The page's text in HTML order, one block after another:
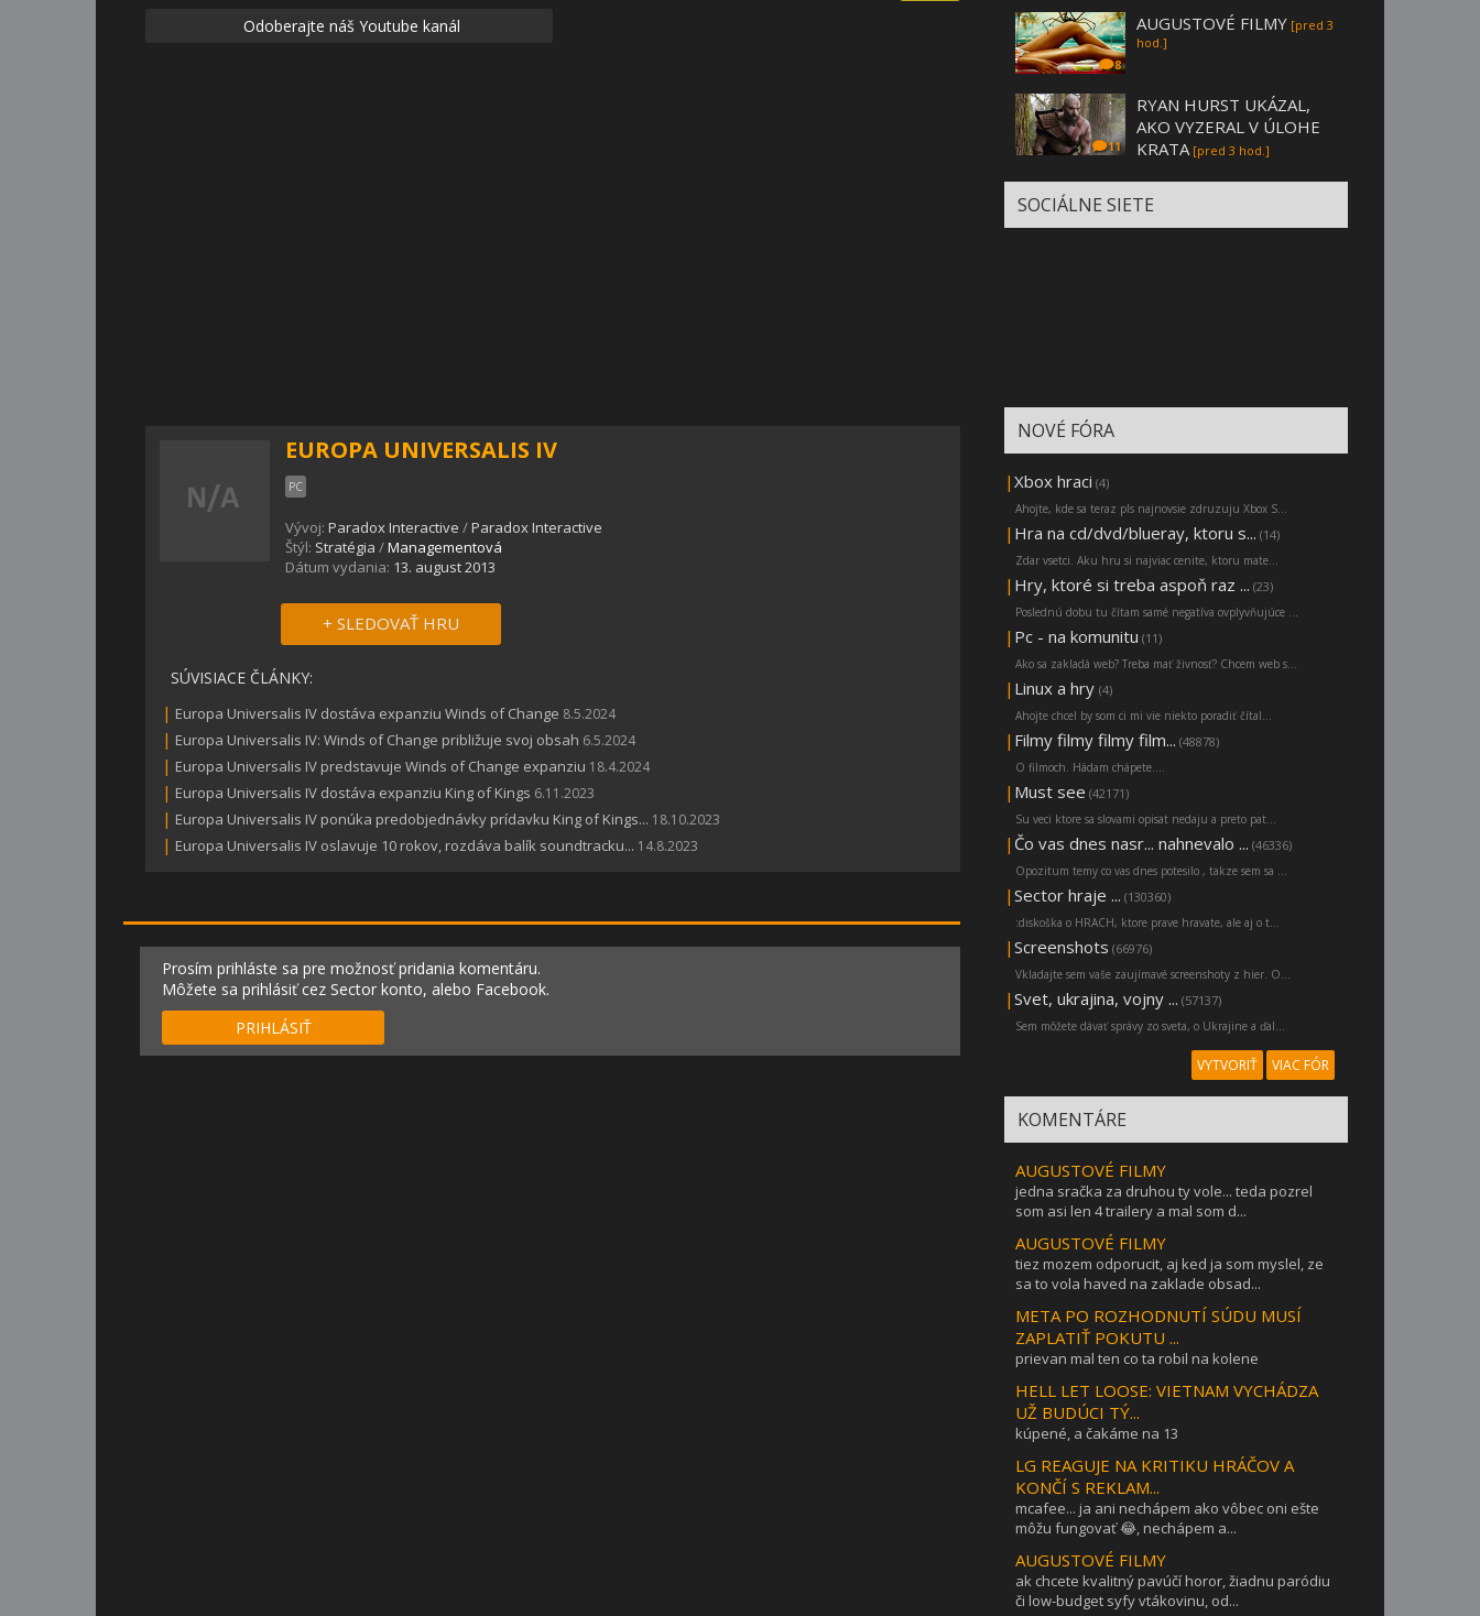
Odoberajte náš Youtube kanál
EUROPA UNIVERSALIS IV
PC
Vývoj: Paradox Interactive /Paradox Interactive
Štýl: Stratégia /Managementová
Dátum vydania: 13. august 2013
+ SLEDOVAŤ HRU
SÚVISIACE ČLÁNKY:
| Europa Universalis IV dostáva expanziu Winds of Change 8.5.2024
| Europa Universalis IV: Winds of Change približuje svoj obsah 6.5.2024
| Europa Universalis IV predstavuje Winds of Change expanziu 18.4.2024
| Europa Universalis IV dostáva expanziu King of Kings 6.11.2023
| Europa Universalis IV ponúka predobjednávky prídavku King of Kings... 18.10.2023
| Europa Universalis IV oslavuje 10 rokov, rozdáva balík soundtracku... 14.8.2023
Prosím prihláste sa pre možnosť pridania komentáru.
Môžete sa prihlásiť cez Sector konto, alebo Facebook.
PRIHLÁSIŤ
8
AUGUSTOVÉ FILMY [pred 3
hod.]
11
RYAN HURST UKÁZAL,
AKO VYZERAL V ÚLOHE
KRATA [pred 3 hod.]
SOCIÁLNE SIETE
NOVÉ FÓRA
| Xbox hraci (4)
Ahojte, kde sa teraz pls najnovsie zdruzuju Xbox S...
| Hra na cd/dvd/blueray, ktoru s... (14)
Zdar vsetci. Aku hru si najviac cenite, ktoru mate...
| Hry, ktoré si treba aspoň raz ... (23)
Poslednú dobu tu čítam samé negatíva ovplyvňujúce ...
| Pc - na komunitu (11)
Ako sa zakladá web? Treba mať živnosť? Chcem web s...
| Linux a hry (4)
Ahojte chcel by som ci mi vie niekto poradiť čítal...
| Filmy filmy filmy film... (48878)
O filmoch. Hádam chápete....
| Must see (42171)
Su veci ktore sa slovami opisat nedaju a preto pat...
| Čo vas dnes nasr... nahnevalo ... (46336)
Opozitum temy co vas dnes potesilo , takze sem sa ...
| Sector hraje ... (130360)
:diskoška o HRACH, ktore prave hravate, ale aj o t...
| Screenshots (66976)
Vkladajte sem vaše zaujímavé screenshoty z hier. O...
| Svet, ukrajina, vojny ... (57137)
Sem môžete dávať správy zo sveta, o Ukrajine a ďal...
VYTVORIŤ VIAC FÓR
KOMENTÁRE
AUGUSTOVÉ FILMY
jedna sračka za druhou ty vole... teda pozrel
som asi len 4 trailery a mal som d...
AUGUSTOVÉ FILMY
tiez mozem odporucit, aj ked ja som myslel, ze
sa to vola haved na zaklade obsad...
META PO ROZHODNUTÍ SÚDU MUSÍ
ZAPLATIŤ POKUTU ...
prievan mal ten co ta robil na kolene
HELL LET LOOSE: VIETNAM VYCHÁDZA
UŽ BUDÚCI TÝ...
kúpené, a čakáme na 13
LG REAGUJE NA KRITIKU HRÁČOV A
KONČÍ S REKLAM...
mcafee... ja ani nechápem ako vôbec oni ešte
môžu fungovať 😂, nechápem a...
AUGUSTOVÉ FILMY
ak chcete kvalitný pavúčí horor, žiadnu paródiu
či low-budget syfy vtákovinu, od...